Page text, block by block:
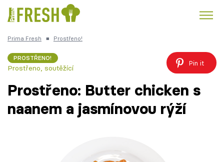
Česká kuchyně
Prima Fresh ■ Prostřeno!
PROSTŘENO!
Prostřeno, soutěžící
Pin it
Prostřeno: Butter chicken s
naanem a jasmínovou rýží